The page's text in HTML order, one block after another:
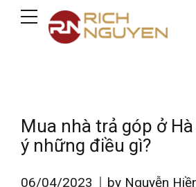
Mua nhà trả góp ở
ý những điều gì?
06/04/2023 by Nguyễn